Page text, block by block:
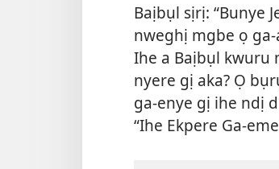
Baịbụl sịrị: “Bunye
nweghị mgbe ọ
Ihe a Baịbụl kwuru
nyere gị aka? Ọ
ga-enye gị ihe ndị
“Ihe Ekpere Ga-